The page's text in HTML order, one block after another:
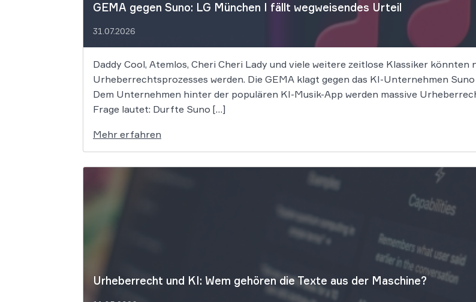
GEMA gegen Suno: LG München I fällt wegweisendes Urteil
31.07.2026
Daddy Cool, Atemlos, Cheri Cheri Lady und viele weitere zeitlose Klassiker könnten
Urheberrechtsprozesses werden. Die GEMA klagt gegen das KI-Unternehmen
Dem Unternehmen hinter der populären KI-Musik-App werden massive
Frage lautet: Durfte Suno […]
Mehr erfahren
Urheberrecht und KI: Wem gehören die Texte aus der Maschine?